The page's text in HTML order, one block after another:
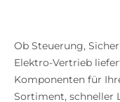
Ob Steuerung,
Elektro-Vertrieb
Komponenten für
Sortiment, schneller